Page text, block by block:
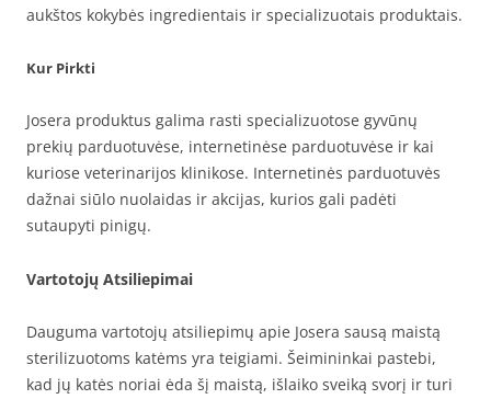
aukštos kokybės ingredientais ir specializuotais produktais.
Kur Pirkti
Josera produktus galima rasti specializuotose gyvūnų
prekių parduotuvėse, internetinėse parduotuvėse ir kai
kuriose veterinarijos klinikose. Internetinės parduotuvės
dažnai siūlo nuolaidas ir akcijas, kurios gali padėti
sutaupyti pinigų.
Vartotojų Atsiliepimai
Dauguma vartotojų atsiliepimų apie Josera sausą maistą
sterilizuotoms katėms yra teigiami. Šeimininkai pastebi,
kad jų katės noriai ėda šį maistą, išlaiko sveiką svorį ir turi